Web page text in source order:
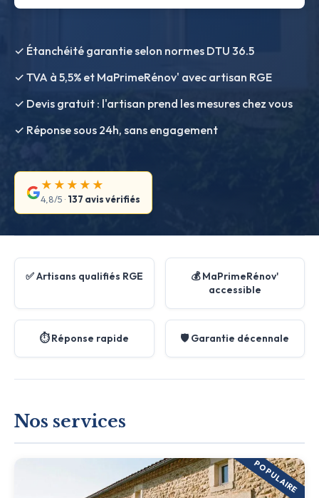
✓ Étanchéité garantie selon normes DTU 36.5
✓ TVA à 5,5% et MaPrimeRénov' avec artisan RGE
✓ Devis gratuit : l'artisan prend les mesures chez vous
✓ Réponse sous 24h, sans engagement
★★★★★
4,8/5 · 137 avis vérifiés
✅ Artisans qualifiés RGE
💰 MaPrimeRénov'
accessible
⏱️ Réponse rapide 🛡️ Garantie décennale
Nos services
POPULAIRE